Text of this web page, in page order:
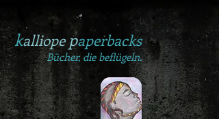
kalliope paperbacks
Bücher, die beflügeln.